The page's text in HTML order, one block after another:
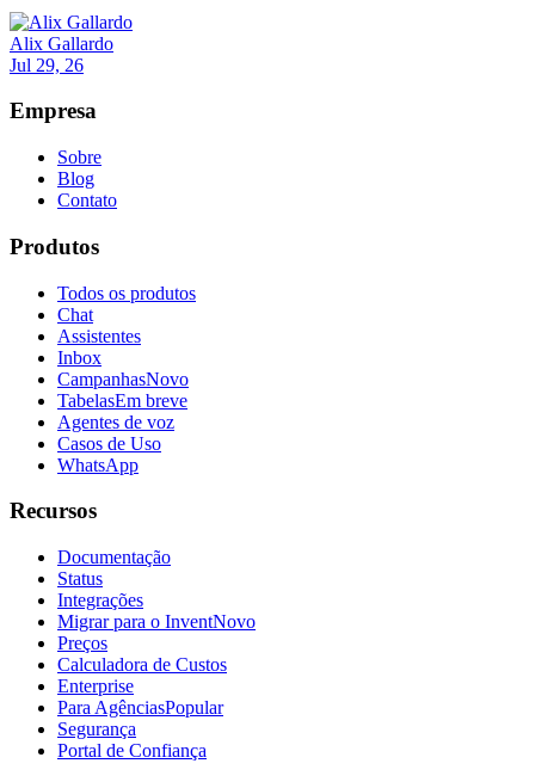
Alix Gallardo
Jul 29, 26
Empresa
Sobre
Blog
Contato
Produtos
Todos os produtos
Chat
Assistentes
Inbox
CampanhasNovo
TabelasEm breve
Agentes de voz
Casos de Uso
WhatsApp
Recursos
Documentação
Status
Integrações
Migrar para o InventNovo
Preços
Calculadora de Custos
Enterprise
Para AgênciasPopular
Segurança
Portal de Confiança